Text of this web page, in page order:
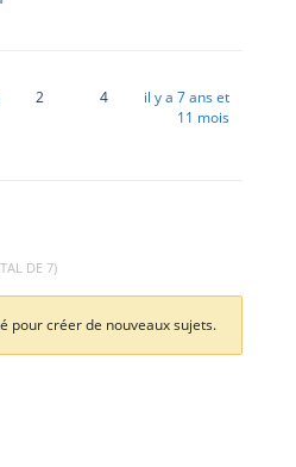
2 4
il y a 7 ans et
11 mois
DE 7)
pour créer de nouveaux sujets.